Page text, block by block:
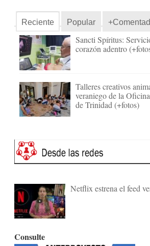
Reciente Popular
Sancti Spíritus:
corazón adentro
Talleres creativos
veraniego de la
de Trinidad (+fotos)
Netflix estrena el feed
Consulte